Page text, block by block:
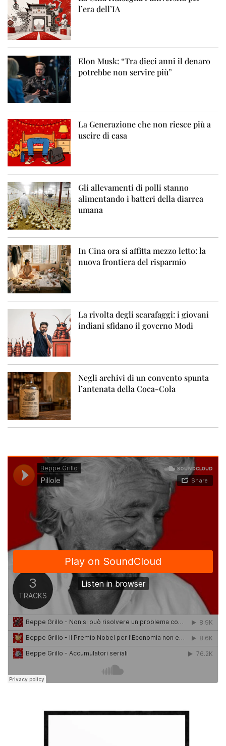
l’era dell’IA
Elon Musk: “Tra dieci anni il denaro
potrebbe non servire più”
La Generazione che non riesce più a
uscire di casa
Gli allevamenti di polli stanno
alimentando i batteri della diarrea
umana
In Cina ora si affitta mezzo letto: la
nuova frontiera del risparmio
La rivolta degli scarafaggi: i giovani
indiani sfidano il governo Modi
Negli archivi di un convento spunta
l’antenata della Coca-Cola